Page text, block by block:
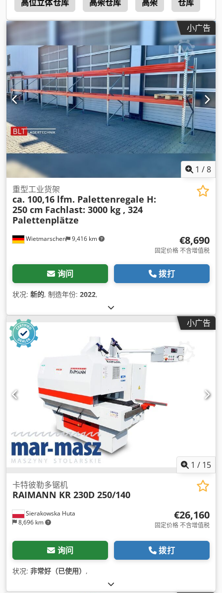
高位立体仓库 高架仓库 高架 仓库
小广告
1 /8
Wietmarschen 9,416 km
重型工业货架
ca. 100,16 lfm. Palettenregale H:
250 cm Fachlast: 3000 kg , 324
Palettenplätze
€8,690
固定价格 不含增值税
询问 拨打
状况: 新的, 制造年份: 2022,
小广告
1 / 15
Sierakowska Huta
8,696 km
卡特彼勒多锯机
RAIMANN KR 230D 250/140
€26,160
固定价格 不含增值税
询问 拨打
状况: 非常好（已使用） ,